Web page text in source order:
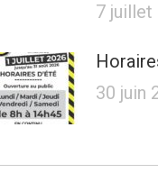
7 juillet
30 juin